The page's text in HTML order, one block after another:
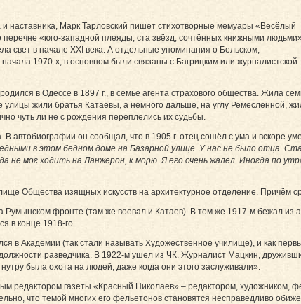
наставника, Марк Тарловский пишет стихотворные мемуары «Весёлый
перечне «юго-западной плеяды, ста звёзд, сочтённых книжными
свет в начале ХХІ века. А отдельные упоминания о Бельском,
1970-х, в основном были связаны с Багрицким или журналистской
в Одессе в 1897 г., в семье агента страхового общества. Жила
жили братья Катаевы, а немного дальше, на углу Ремесленной,
чуть ли не с рождения переплелись их судьбы.
автобиографии он сообщал, что в 1905 г. отец сошёл с ума и вскоре
в этом бедном доме на Базарной улице. У нас не было отца.
не мог ходить на Ланжерон, к морю. Я его очень жалел. Иногда по
Общества изящных искусств на архитектурное отделение. Причём
фронте (там же воевал и Катаев). В том же 1917-м бежал из
в конце 1918-го.
в Академии (так стали называть Ху­до­жественное училище), и как
разведчика. В 1922‑м ушел из ЧК. Журналист Мацкин,
была охота на людей, даже когда они этого заслуживали».
редактором газеты «Красный Ни­ко­лаев» – редактором, художником,
что темой многих его фельетонов становятся несправедливо